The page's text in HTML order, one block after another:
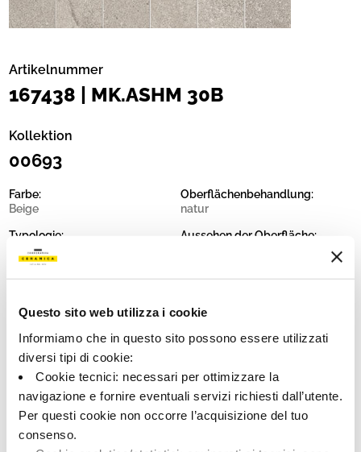
Questo sito web utilizza i cookie
Informiamo che in questo sito possono essere utilizzati
diversi tipi di cookie:
Cookie tecnici: necessari per ottimizzare la
navigazione e fornire eventuali servizi richiesti dall’utente.
Per questi cookie non occorre l’acquisizione del tuo
consenso.
Artikelnummer
167438 | MK.ASHM 30B
Kollektion
00693
Farbe:
Beige
Typologie:
Schlicht
Format:
Oberflächenbehandlung:
natur
Aussehen der Oberfläche:
Schattierung:
Maßeinheit:
Share: